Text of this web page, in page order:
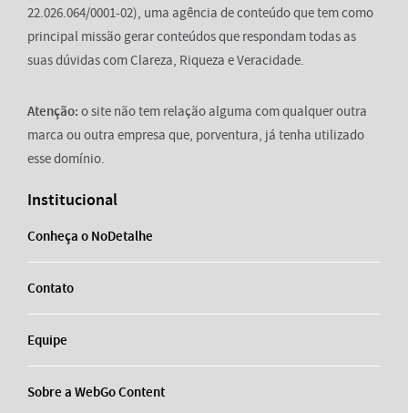
22.026.064/0001-02), uma agência de conteúdo que tem como
principal missão gerar conteúdos que respondam todas as
suas dúvidas com Clareza, Riqueza e Veracidade.
Atenção: o site não tem relação alguma com qualquer outra
marca ou outra empresa que, porventura, já tenha utilizado
esse domínio.
Institucional
Conheça o NoDetalhe
Contato
Equipe
Sobre a WebGo Content